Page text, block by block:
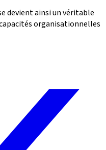
devient ainsi un véritable
organisationnelles